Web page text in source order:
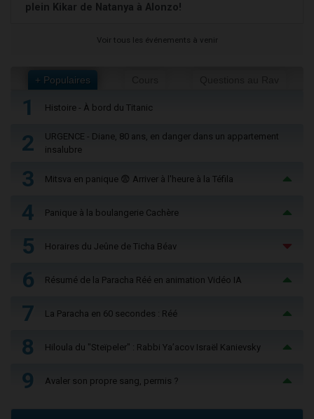
plein Kikar de Natanya à Alonzo!
Voir tous les événements à venir
+ Populaires
1 Histoire - À bord du Titanic
2
URGENCE - Diane, 80 ans, en danger dans un appartement
insalubre
3 Mitsva en panique 😨 Arriver à l'heure à la Téfila
4 Panique à la boulangerie Cachère
5 Horaires du Jeûne de Ticha Béav
6 Résumé de la Paracha Réé en animation Vidéo IA
7 La Paracha en 60 secondes : Réé
8 Hiloula du "Steïpeler" : Rabbi Ya’acov Israël Kanievsky
9 Avaler son propre sang, permis ?